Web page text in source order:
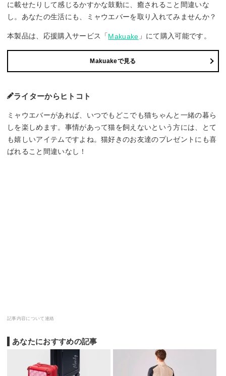
に載せたりして感じるかすかな鼓動に、癒されること間違いな
し。あなたの生活にも、ミャウエバーを取り入れてみませんか？
本製品は、応援購入サービス「 Makuake 」にて購入可能です。
Makuakeで見る
ライターからヒトコト
ミャウエバーがあれば、いつでもどこでも猫ちゃんと一緒の暮ら
しを楽しめます。事情があって猫を飼えないという方には、とて
も嬉しいアイテムですよね。猫好きのお友達のプレゼントにも喜
ばれること間違いなし！
記事内容について連絡
あなたにおすすめの記事